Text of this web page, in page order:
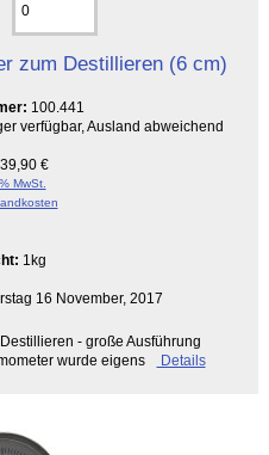
zum Destillieren (6 cm)
100.441
verfügbar, Ausland abweichend
39,90 €
MwSt.
1kg
16 November, 2017
- große Ausführung
wurde eigens
Details